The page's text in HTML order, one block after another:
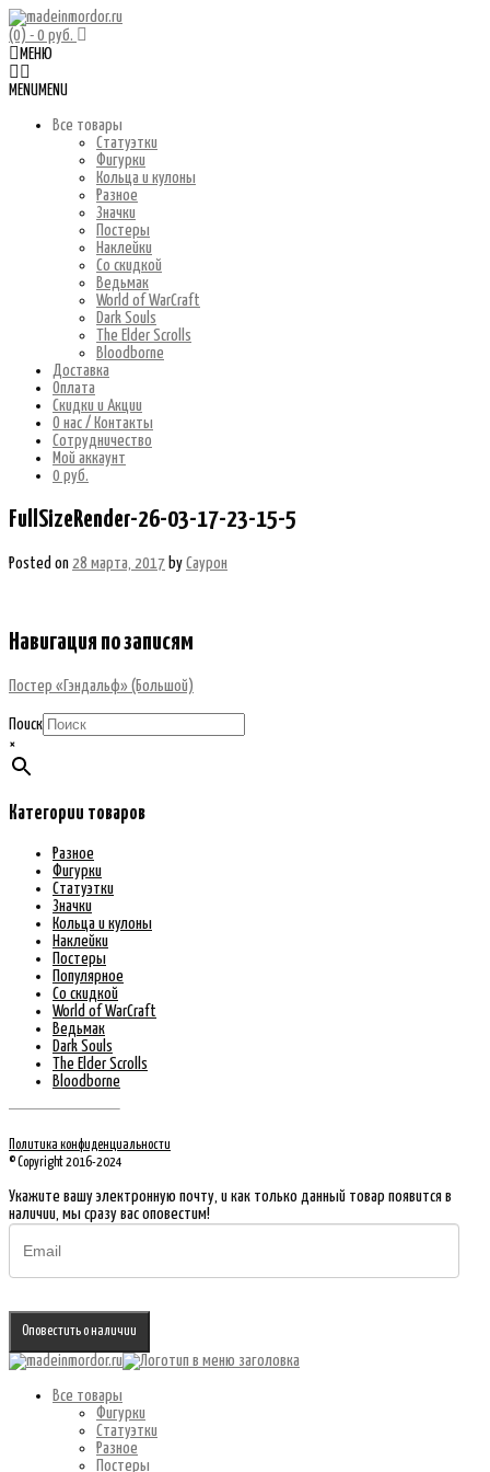
(0) - 0 руб.
МЕНЮ
MENU MENU
Все товары
Статуэтки
Фигурки
Кольца и кулоны
Разное
Значки
Постеры
Наклейки
Со скидкой
Ведьмак
World of WarCraft
Dark Souls
The Elder Scrolls
Bloodborne
Доставка
Оплата
Скидки и Акции
О нас / Контакты
Сотрудничество
Мой аккаунт
0 руб.
FullSizeRender-26-03-17-23-15-5
Posted on 28 марта, 2017 by Саурон
Навигация по записям
Постер «Гэндальф» (Большой)
Поиск
×
Категории товаров
Разное
Фигурки
Статуэтки
Значки
Кольца и кулоны
Наклейки
Постеры
Популярное
Со скидкой
World of WarCraft
Ведьмак
Dark Souls
The Elder Scrolls
Bloodborne
Политика конфиденциальности
© Copyright 2016-2024
Укажите вашу электронную почту, и как только данный товар появится в
наличии, мы сразу вас оповестим!
Оповестить о наличии
Все товары
Фигурки
Статуэтки
Разное
Постеры